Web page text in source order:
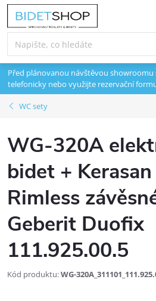
Přejít na obsah
Před plánovanou návštěvou showroomu
telefonicky nebo využijte rezervační
WC sety
WG-320A
bidet +
Rimless
Geberit Duofix
111.925.00.5
Kód produktu:WG-